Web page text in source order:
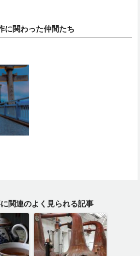
に関わった仲間たち
関連のよく見られる記事